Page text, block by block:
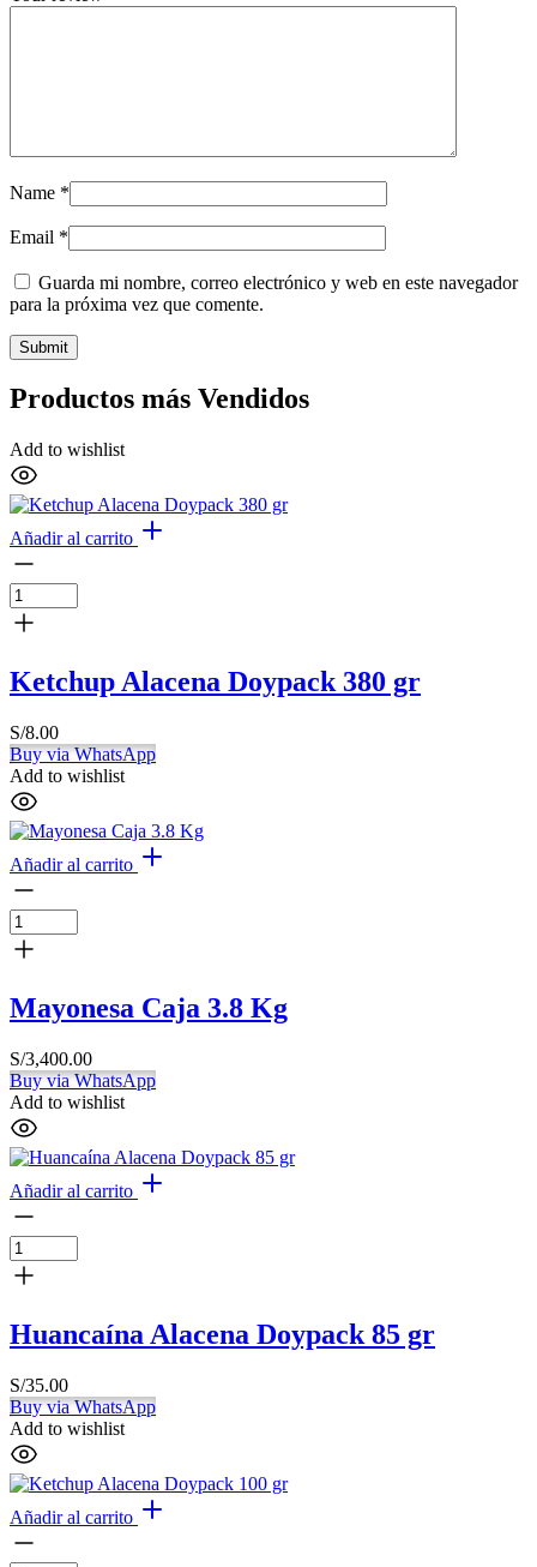
Name *
Email *
Guarda mi nombre, correo electrónico y web en este navegador
para la próxima vez que comente.
Productos más Vendidos
Add to wishlist
Añadir al carrito
Ketchup Alacena Doypack 380 gr
S/8.00
Buy via WhatsApp
Add to wishlist
Añadir al carrito
Mayonesa Caja 3.8 Kg
S/3,400.00
Buy via WhatsApp
Add to wishlist
Añadir al carrito
Huancaína Alacena Doypack 85 gr
S/35.00
Buy via WhatsApp
Add to wishlist
Añadir al carrito